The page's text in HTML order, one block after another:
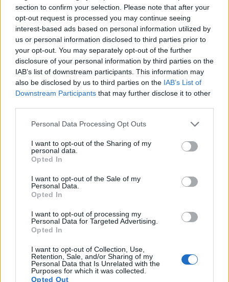
section to confirm your selection. Please note that after your
opt-out request is processed you may continue seeing
interest-based ads based on personal information utilized by
us or personal information disclosed to third parties prior to
your opt-out. You may separately opt-out of the further
disclosure of your personal information by third parties on the
IAB’s list of downstream participants. This information may
also be disclosed by us to third parties on the IAB’s List of
Downstream Participants that may further disclose it to other
Please note that this website/app uses one or more Google
not limited to your visit or usage behaviour. You may click to
grant or deny consent to Google and its third-party tags to
use your data for below specified purposes in below Google
consent section.
Personal Data Processing Opt Outs
I want to opt-out of the Sharing of my
personal data.
Opted In
I want to opt-out of the Sale of my
Personal Data.
Opted In
I want to opt-out of processing my
Personal Data for Targeted Advertising.
Opted In
I want to opt-out of Collection, Use,
Retention, Sale, and/or Sharing of my
Personal Data that Is Unrelated with the
Purposes for which it was collected.
Opted Out
Αν σας συμβαίνει αυτό, είναι γιατί πιθανότατα κάθε
μέρα τρέχετε όπως το χάμστερ στην ρόδα. Με
μεγάλη ταχύτητα και ένταση αλλά χωρίς να
πηγαίνετε πουθενά!
Συνεπώς το να ρίξουμε τους ρυθμούς, σημαίνει ότι
Σημαίνει ότι έχουμε την διαύγεια, την επίγνωση και
κάθε στιγμή, γιατί την βιώνουμε στο 100% και
είμαστε πραγματικά παρόν. Αυτό ακριβώς είναι που
θα μας κάνει πιο αποτελεσματικούς στην εργασία
μας, στον ρόλο μας μέσα στην οικογένεια, στον
ζωής μας.